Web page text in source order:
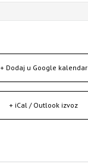
+ Dodaj u Google kalendar
+ iCal / Outlook izvoz